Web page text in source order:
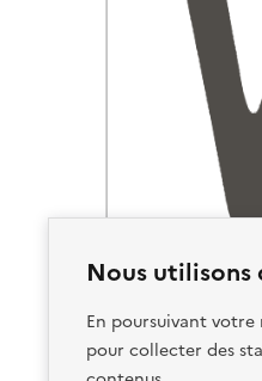
Nous utilisons
En poursuivant
pour collecter des